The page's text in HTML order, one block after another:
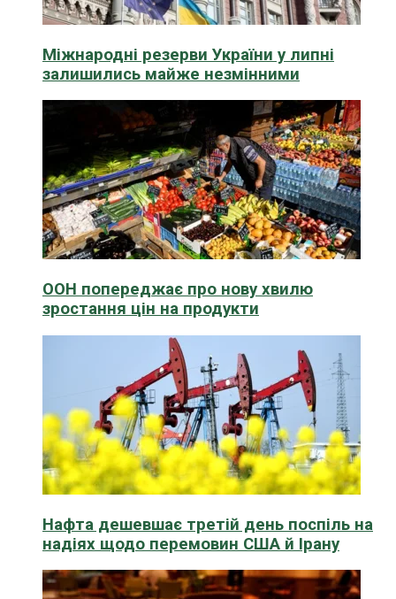
Міжнародні резерви України у липні
залишились майже незмінними
ООН попереджає про нову хвилю
зростання цін на продукти
Нафта дешевшає третій день поспіль на
надіях щодо перемовин США й Ірану